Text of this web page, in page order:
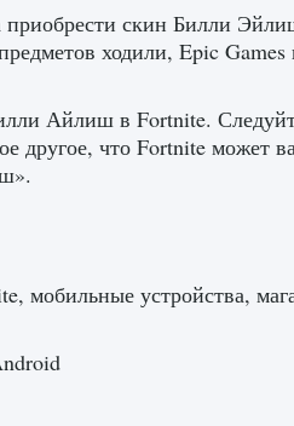
приобрести скин Билли
ходили, Epic Games
Айлиш в Fortnite.
другое, что Fortnite может
мобильные устройства,